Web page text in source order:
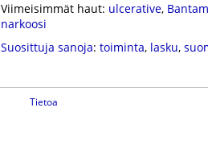
Viimeisimmät haut: ulcerative, Bantam
narkoosi
Suosittuja sanoja: toiminta, lasku,
Tietoa